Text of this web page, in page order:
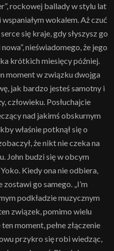
rockowej ballady w stylu lat
wokalem. Aż czuć
się kraje, gdy słyszysz go
nieświadomego, że jego
krótkich miesięcy później.
moment w związku dwojga
jak bardzo jesteś samotny i
człowieku. Posłuchajcie
nad jakimś obskurnym
właśnie potknął się o
że nikt nie czeka na
John budzi się w obcym
Kiedy ona nie odbiera,
zostawi go samego. „I’m
podkładzie muzycznym
związek, pomimo wielu
moment, pełne złączenie
przykro się robi wiedząc,